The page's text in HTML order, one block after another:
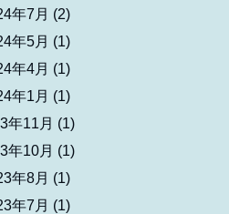
年7月 (2)
年5月 (1)
年4月 (1)
年1月 (1)
年11月 (1)
年10月 (1)
年8月 (1)
年7月 (1)